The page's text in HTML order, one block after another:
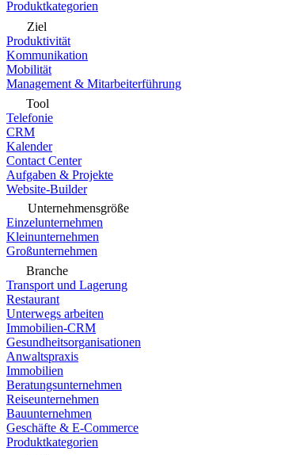
Produktkategorien
Ziel
Produktivität
Kommunikation
Mobilität
Management & Mitarbeiterführung
Tool
Telefonie
CRM
Kalender
Contact Center
Aufgaben & Projekte
Website-Builder
Unternehmensgröße
Einzelunternehmen
Kleinunternehmen
Großunternehmen
Branche
Transport und Lagerung
Restaurant
Unterwegs arbeiten
Immobilien-CRM
Gesundheitsorganisationen
Anwaltspraxis
Immobilien
Beratungsunternehmen
Reiseunternehmen
Bauunternehmen
Geschäfte & E-Commerce
Produktkategorien